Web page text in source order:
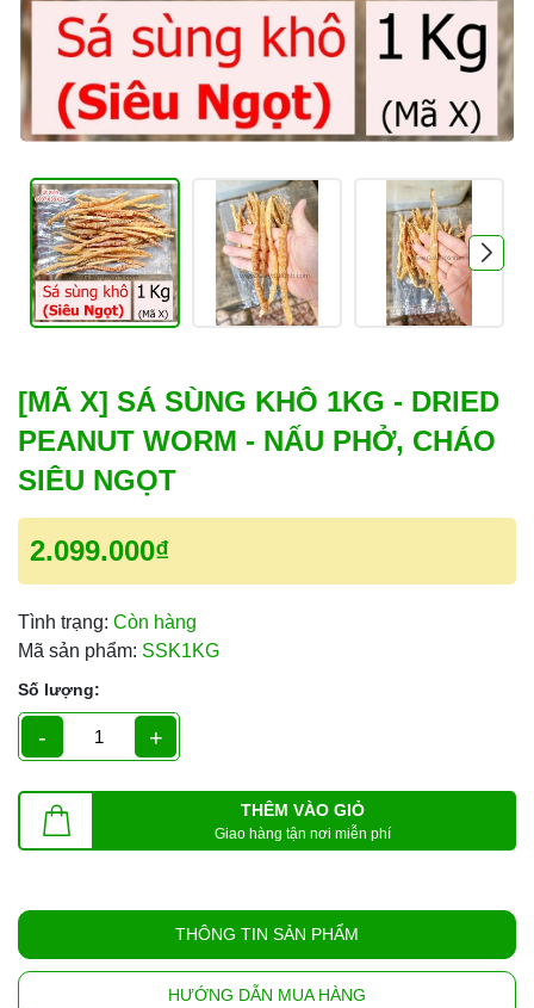
[MÃ X] SÁ SÙNG KHÔ 1KG - DRIED
PEANUT WORM - NẤU PHỞ, CHÁO
SIÊU NGỌT
2.099.000₫
Tình trạng: Còn hàng
Mã sản phẩm: SSK1KG
Số lượng:
- +
THÊM VÀO GIỎ
Giao hàng tận nơi miễn phí
THÔNG TIN SẢN PHẨM
HƯỚNG DẪN MUA HÀNG